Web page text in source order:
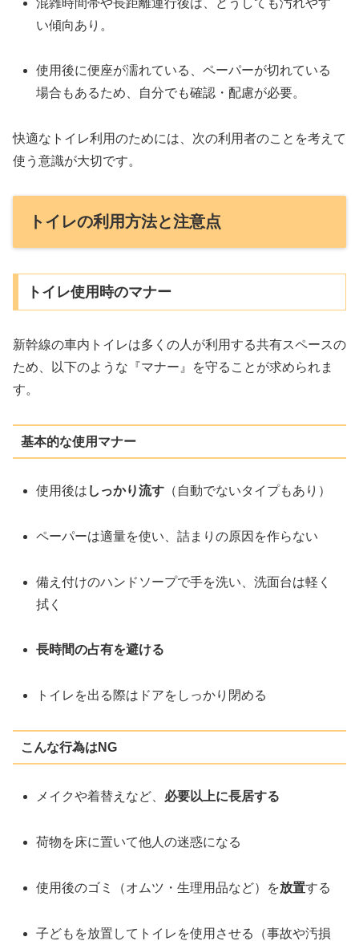
い傾向あり。
使用後に便座が濡れている、ペーパーが切れている
場合もあるため、自分でも確認・配慮が必要。
快適なトイレ利用のためには、次の利用者のことを考えて
使う意識が大切です。
トイレの利用方法と注意点
トイレ使用時のマナー
新幹線の車内トイレは多くの人が利用する共有スペースの
ため、以下のような『マナー』を守ることが求められま
す。
基本的な使用マナー
使用後は しっかり流す （自動でないタイプもあり）
ペーパーは適量を使い、詰まりの原因を作らない
備え付けのハンドソープで手を洗い、洗面台は軽く
拭く
長時間の占有を避ける
トイレを出る際はドアをしっかり閉める
こんな行為はNG
メイクや着替えなど、 必要以上に長居する
荷物を床に置いて他人の迷惑になる
使用後のゴミ（オムツ・生理用品など）を放置する
子どもを放置してトイレを使用させる（事故や汚損